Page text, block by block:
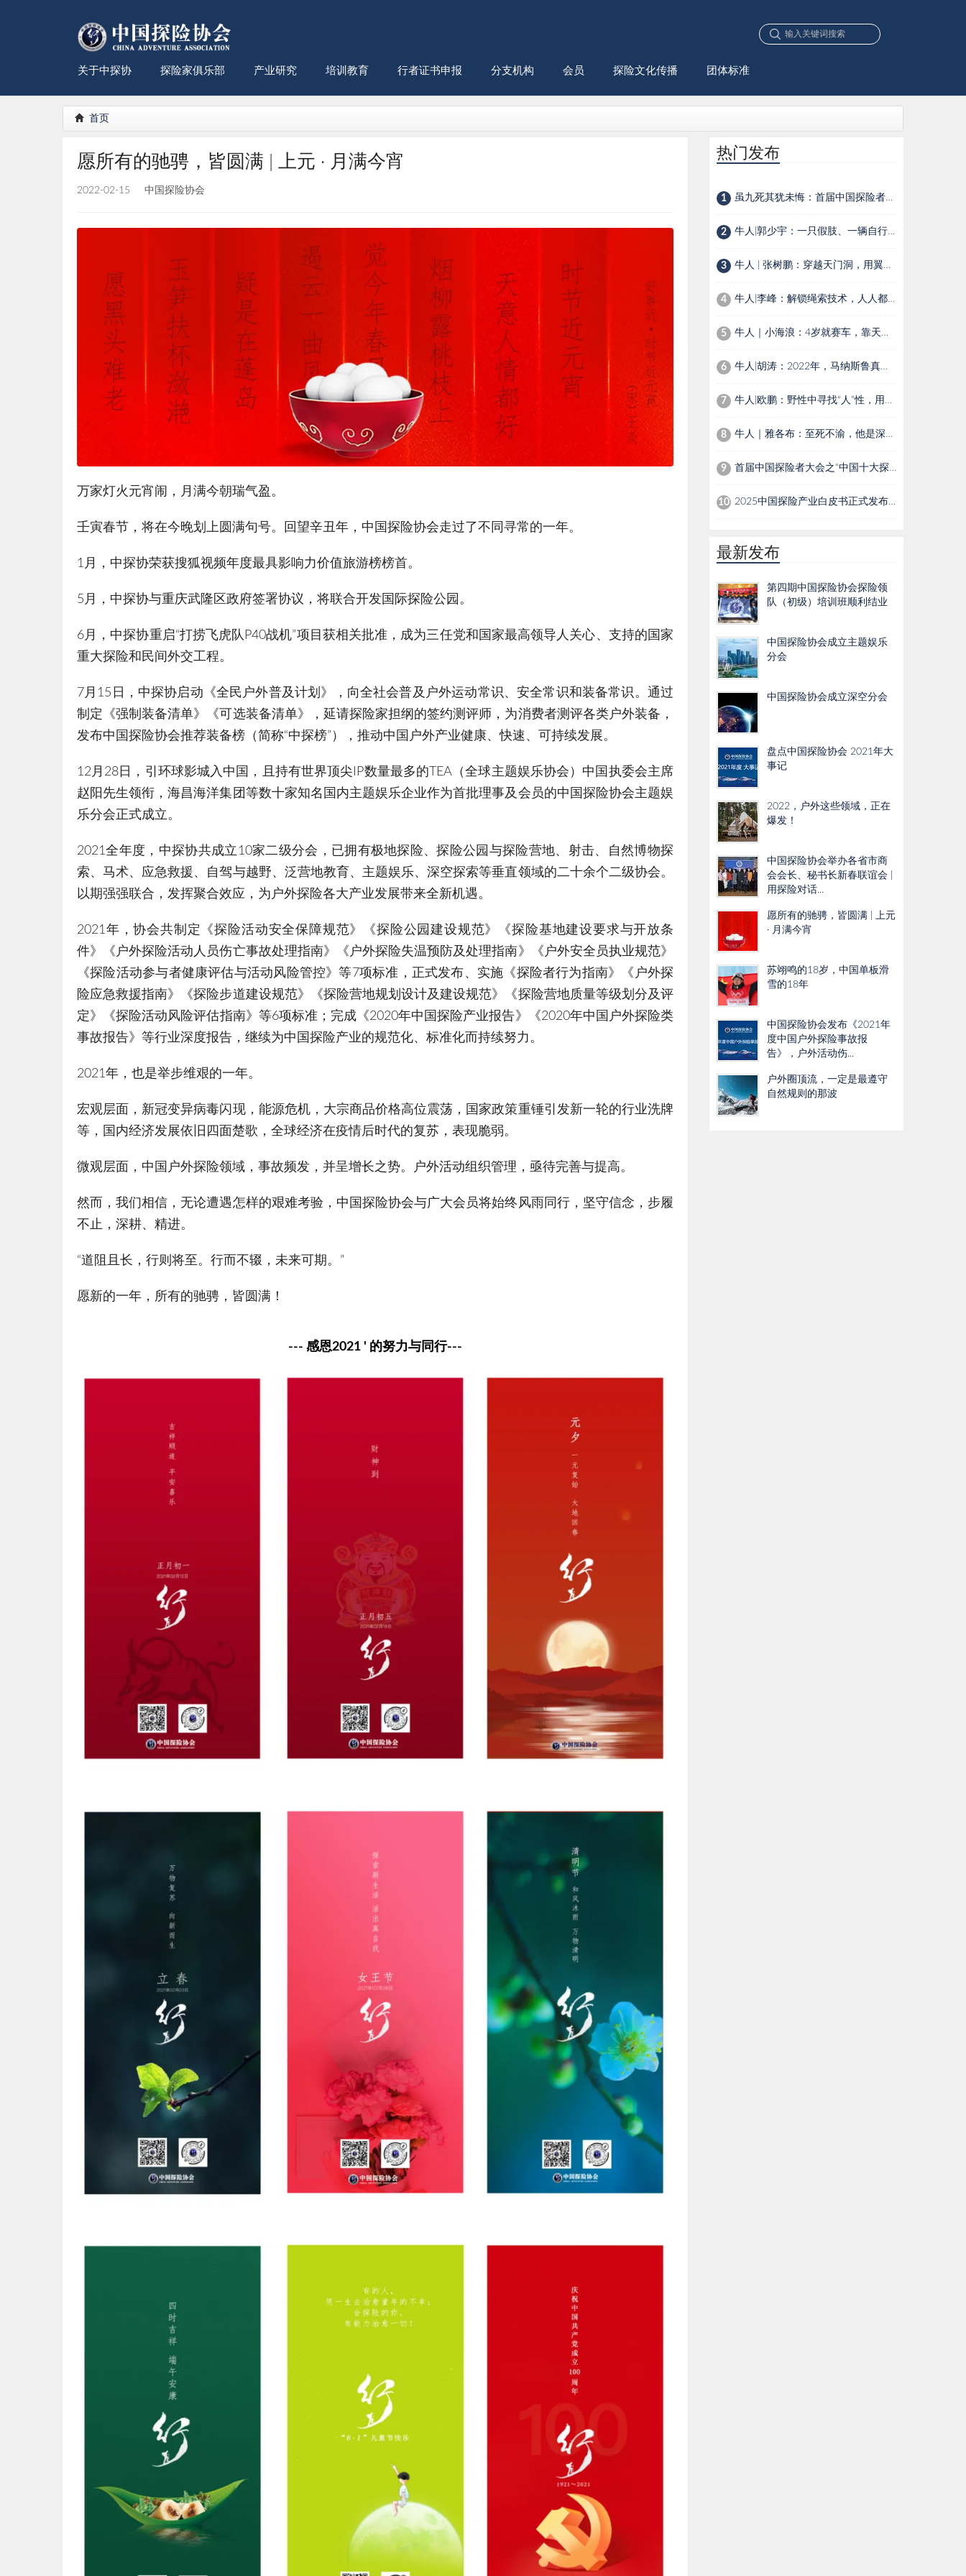
关于中探协 探险家俱乐部 产业研究 培训教育 行者证书申报 分支机构 会员 探险文化传播 团体标准
首页
愿所有的驰骋，皆圆满 | 上元 · 月满今宵
2022-02-15 中国探险协会
万家灯火元宵闹，月满今朝瑞气盈。
壬寅春节，将在今晚划上圆满句号。回望辛丑年，中国探险协会走过了不同寻常的一年。
1月，中探协荣获搜狐视频年度最具影响力价值旅游榜榜首。
5月，中探协与重庆武隆区政府签署协议，将联合开发国际探险公园。
6月，中探协重启“打捞飞虎队P40战机”项目获相关批准，成为三任党和国家最高领导人关心、支持的国家
重大探险和民间外交工程。
7月15日，中探协启动《全民户外普及计划》，向全社会普及户外运动常识、安全常识和装备常识。通过
制定《强制装备清单》《可选装备清单》，延请探险家担纲的签约测评师，为消费者测评各类户外装备，
发布中国探险协会推荐装备榜（简称“中探榜”），推动中国户外产业健康、快速、可持续发展。
12月28日，引环球影城入中国，且持有世界顶尖IP数量最多的TEA（全球主题娱乐协会）中国执委会主席
赵阳先生领衔，海昌海洋集团等数十家知名国内主题娱乐企业作为首批理事及会员的中国探险协会主题娱
乐分会正式成立。
2021全年度，中探协共成立10家二级分会，已拥有极地探险、探险公园与探险营地、射击、自然博物探
索、马术、应急救援、自驾与越野、泛营地教育、主题娱乐、深空探索等垂直领域的二十余个二级协会。
以期强强联合，发挥聚合效应，为户外探险各大产业发展带来全新机遇。
2021年，协会共制定《探险活动安全保障规范》《探险公园建设规范》《探险基地建设要求与开放条
件》《户外探险活动人员伤亡事故处理指南》《户外探险失温预防及处理指南》《户外安全员执业规范》
《探险活动参与者健康评估与活动风险管控》等7项标准，正式发布、实施《探险者行为指南》《户外探
险应急救援指南》《探险步道建设规范》《探险营地规划设计及建设规范》《探险营地质量等级划分及评
定》《探险活动风险评估指南》等6项标准；完成《2020年中国探险产业报告》《2020年中国户外探险类
事故报告》等行业深度报告，继续为中国探险产业的规范化、标准化而持续努力。
2021年，也是举步维艰的一年。
宏观层面，新冠变异病毒闪现，能源危机，大宗商品价格高位震荡，国家政策重锤引发新一轮的行业洗牌
等，国内经济发展依旧四面楚歌，全球经济在疫情后时代的复苏，表现脆弱。
微观层面，中国户外探险领域，事故频发，并呈增长之势。户外活动组织管理，亟待完善与提高。
然而，我们相信，无论遭遇怎样的艰难考验，中国探险协会与广大会员将始终风雨同行，坚守信念，步履
不止，深耕、精进。
“道阻且长，行则将至。行而不辍，未来可期。”
愿新的一年，所有的驰骋，皆圆满！
--- 感恩2021 ' 的努力与同行---
热门发布
1 虽九死其犹未悔：首届中国探险者大会之“中国探险英雄”榜
2 牛人|郭少宇：一只假肢、一辆自行车，一位90后少年的生存选择
3 牛人 | 张树鹏：穿越天门洞，用翼装飞行在空中穿针引线
4 牛人|李峰：解锁绳索技术，人人都是探险家
5 牛人｜小海浪：4岁就赛车，靠天赋还是家里有矿？
6 牛人|胡涛：2022年，马纳斯鲁真假顶之间的进退
7 牛人|欧鹏：野性中寻找“人”性，用镜头讲述自然界生灵温情故事
8 牛人｜雅各布：至死不渝，他是深海下的夏尔巴人
9 首届中国探险者大会之“中国十大探险家”
10 2025中国探险产业白皮书正式发布：Z世代成消费主力，催生户外探险新生态
最新发布
第四期中国探险协会探险领
队（初级）培训班顺利结业
中国探险协会成立主题娱乐
分会
中国探险协会成立深空分会
盘点中国探险协会 2021年大
事记
2022，户外这些领域，正在
爆发！
中国探险协会举办各省市商
会会长、秘书长新春联谊会 |
用探险对话...
愿所有的驰骋，皆圆满 | 上元
· 月满今宵
苏翊鸣的18岁，中国单板滑
雪的18年
中国探险协会发布《2021年
度中国户外探险事故报
告》，户外活动伤...
户外圈顶流，一定是最遵守
自然规则的那波